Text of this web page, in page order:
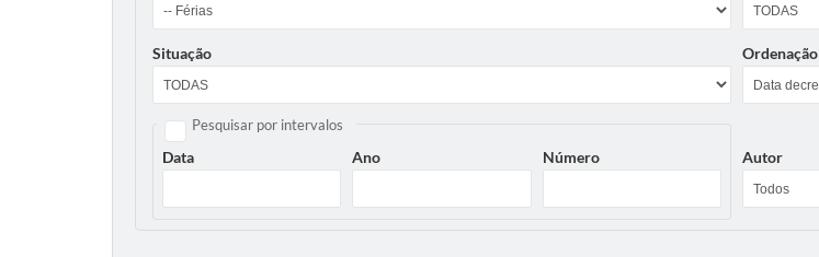
Situação Ordenação
Pesquisar por intervalos
Data Ano Número Autor